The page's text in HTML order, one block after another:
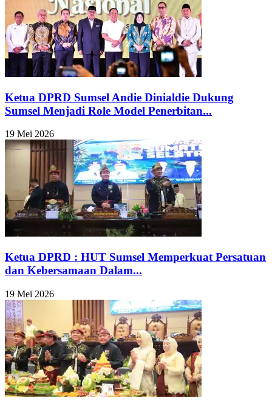
Ketua DPRD Sumsel Andie Dinialdie Dukung
Sumsel Menjadi Role Model Penerbitan...
19 Mei 2026
Ketua DPRD : HUT Sumsel Memperkuat Persatuan
dan Kebersamaan Dalam...
19 Mei 2026